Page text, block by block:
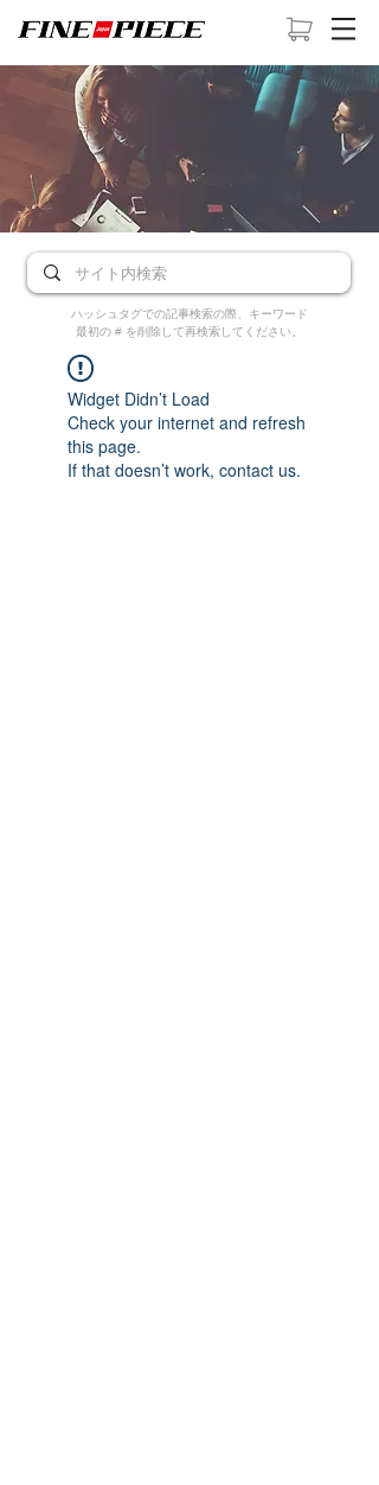
ハッシュタグでの記事検索の際、キーワード
最初の # を削除して再検索してください。
Widget Didn’t Load
Check your internet and refresh
this page.
If that doesn’t work, contact us.